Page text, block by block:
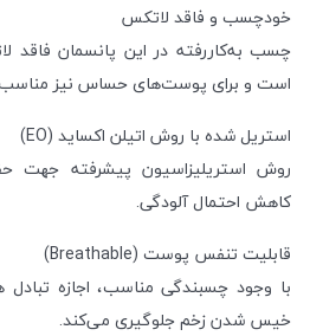
خودچسب و فاقد لاتکس
چسب به‌کاررفته در این پانسمان
است و برای پوست‌های حساس نیز
استریل شده با روش اتیلن اکساید (EO)
روش استریلیزاسیون پیشرفته جهت
کاهش احتمال آلودگی.
قابلیت تنفس پوست (Breathable)
با وجود چسبندگی مناسب، اجازه
خیس شدن زخم جلوگیری می‌کند.